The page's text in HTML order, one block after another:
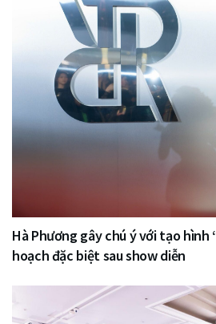
Hà Phương gây chú ý với tạo hình
hoạch đặc biệt sau show diễn